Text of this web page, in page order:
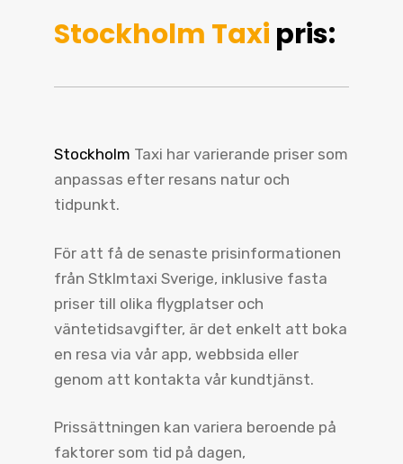
Stockholm Taxi pris:
Stockholm Taxi har varierande priser som
anpassas efter resans natur och
tidpunkt.
För att få de senaste prisinformationen
från Stklmtaxi Sverige, inklusive fasta
priser till olika flygplatser och
väntetidsavgifter, är det enkelt att boka
en resa via vår app, webbsida eller
genom att kontakta vår kundtjänst.
Prissättningen kan variera beroende på
faktorer som tid på dagen,